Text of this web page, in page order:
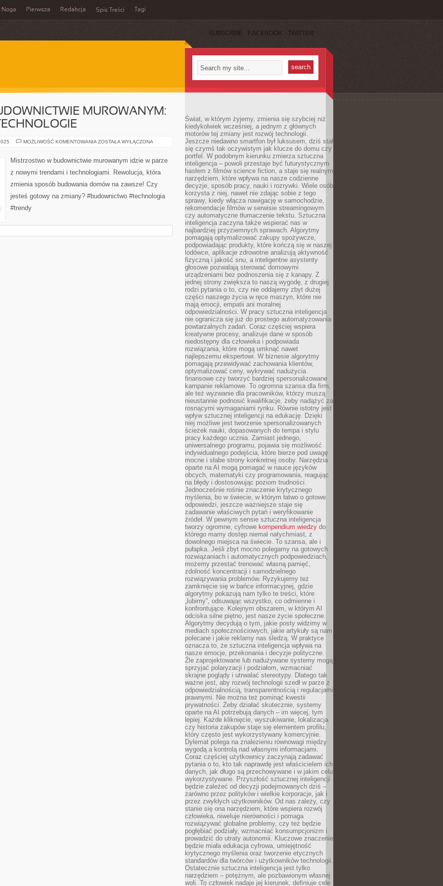
Noga Pierwsza Redakcja Spis Treści Tagi
SUBSCRIBE FACEBOOK TWITTER
MUROWANYM:
MOŻLIWOŚĆ KOMENTOWANIA REWOLUCJA
MUROWANYM:
NOWE
I
ZOSTAŁA WYŁĄCZONA
Mistrzostwo w budownictwie murowanym idzie w parze
z nowymi trendami i technologiami. Rewolucja, która
zmienia sposób budowania domów na zawsze! Czy
jesteś gotowy na zmiany? #budownictwo #technologia
#trendy
Świat, w którym żyjemy, zmienia się szybciej niż
kiedykolwiek wcześniej, a jednym z głównych
motorów tej zmiany jest rozwój technologii.
Jeszcze niedawno smartfon był luksusem, dziś stał
się czymś tak oczywistym jak klucze do domu czy
portfel. W podobnym kierunku zmierza sztuczna
inteligencja – powoli przestaje być futurystycznym
hasłem z filmów science fiction, a staje się realnym
narzędziem, które wpływa na nasze codzienne
decyzje, sposób pracy, nauki i rozrywki. Wiele osób
korzysta z niej, nawet nie zdając sobie z tego
sprawy, kiedy włącza nawigację w samochodzie,
rekomendacje filmów w serwisie streamingowym
czy automatyczne tłumaczenie tekstu. Sztuczna
inteligencja zaczyna także wspierać nas w
najbardziej przyziemnych sprawach. Algorytmy
pomagają optymalizować zakupy spożywcze,
podpowiadając produkty, które kończą się w naszej
lodówce, aplikacje zdrowotne analizują aktywność
fizyczną i jakość snu, a inteligentne asystenty
głosowe pozwalają sterować domowymi
urządzeniami bez podnoszenia się z kanapy. Z
jednej strony zwiększa to naszą wygodę, z drugiej
rodzi pytania o to, czy nie oddajemy zbyt dużej
części naszego życia w ręce maszyn, które nie
mają emocji, empatii ani moralnej
odpowiedzialności. W pracy sztuczna inteligencja
nie ogranicza się już do prostego automatyzowania
powtarzalnych zadań. Coraz częściej wspiera
kreatywne procesy, analizuje dane w sposób
niedostępny dla człowieka i podpowiada
rozwiązania, które mogą umknąć nawet
najlepszemu ekspertowi. W biznesie algorytmy
pomagają przewidywać zachowania klientów,
optymalizować ceny, wykrywać nadużycia
finansowe czy tworzyć bardziej spersonalizowane
kampanie reklamowe. To ogromna szansa dla firm,
ale też wyzwanie dla pracowników, którzy muszą
nieustannie podnosić kwalifikacje, żeby nadążyć za
rosnącymi wymaganiami rynku. Równie istotny jest
wpływ sztucznej inteligencji na edukację. Dzięki
niej możliwe jest tworzenie spersonalizowanych
ścieżek nauki, dopasowanych do tempa i stylu
pracy każdego ucznia. Zamiast jednego,
uniwersalnego programu, pojawia się możliwość
indywidualnego podejścia, które bierze pod uwagę
mocne i słabe strony konkretnej osoby. Narzędzia
oparte na AI mogą pomagać w nauce języków
obcych, matematyki czy programowania, reagując
na błędy i dostosowując poziom trudności.
Jednocześnie rośnie znaczenie krytycznego
myślenia, bo w świecie, w którym łatwo o gotowe
odpowiedzi, jeszcze ważniejsze staje się
zadawanie właściwych pytań i weryfikowanie
źródeł. W pewnym sensie sztuczna inteligencja
tworzy ogromne, cyfrowe kompendium wiedzy do
którego mamy dostęp niemal natychmiast, z
dowolnego miejsca na świecie. To szansa, ale i
pułapka. Jeśli zbyt mocno polegamy na gotowych
rozwiązaniach i automatycznych podpowiedziach,
możemy przestać trenować własną pamięć,
zdolność koncentracji i samodzielnego
rozwiązywania problemów. Ryzykujemy też
zamknięcie się w bańce informacyjnej, gdzie
algorytmy pokazują nam tylko te treści, które
„lubimy”, odsuwając wszystko, co odmienne i
konfrontujące. Kolejnym obszarem, w którym AI
odciska silne piętno, jest nasze życie społeczne.
Algorytmy decydują o tym, jakie posty widzimy w
mediach społecznościowych, jakie artykuły są nam
polecane i jakie reklamy nas śledzą. W praktyce
oznacza to, że sztuczna inteligencja wpływa na
nasze emocje, przekonania i decyzje polityczne.
Źle zaprojektowane lub nadużywane systemy mogą
sprzyjać polaryzacji i podziałom, wzmacniać
skrajne poglądy i utrwalać stereotypy. Dlatego tak
ważne jest, aby rozwój technologii szedł w parze z
odpowiedzialnością, transparentnością i regulacjami
prawnymi. Nie można też pominąć kwestii
prywatności. Żeby działać skutecznie, systemy
oparte na AI potrzebują danych – im więcej, tym
lepiej. Każde kliknięcie, wyszukiwanie, lokalizacja
czy historia zakupów staje się elementem profilu,
który często jest wykorzystywany komercyjnie.
Dylemat polega na znalezieniu równowagi między
wygodą a kontrolą nad własnymi informacjami.
Coraz częściej użytkownicy zaczynają zadawać
pytania o to, kto tak naprawdę jest właścicielem ich
danych, jak długo są przechowywane i w jakim celu
wykorzystywane. Przyszłość sztucznej inteligencji
będzie zależeć od decyzji podejmowanych dziś –
zarówno przez polityków i wielkie korporacje, jak i
przez zwykłych użytkowników. Od nas zależy, czy
stanie się ona narzędziem, które wspiera rozwój
człowieka, niweluje nierówności i pomaga
rozwiązywać globalne problemy, czy też będzie
pogłębiać podziały, wzmacniać konsumpcjonizm i
prowadzić do utraty autonomii. Kluczowe znaczenie
będzie miała edukacja cyfrowa, umiejętność
krytycznego myślenia oraz tworzenie etycznych
standardów dla twórców i użytkowników technologii.
Ostatecznie sztuczna inteligencja jest tylko
narzędziem – potężnym, ale pozbawionym własnej
woli. To człowiek nadaje jej kierunek, definiuje cele